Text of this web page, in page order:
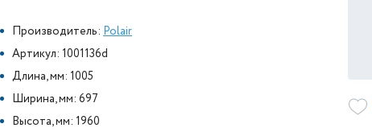
Производитель: Polair
Артикул: 1001136d
Длина, мм: 1005
Ширина, мм: 697
Высота, мм: 1960